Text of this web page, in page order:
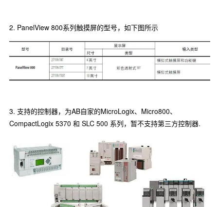
2. PanelView 800系列触摸屏的型号，如下图所示
3. 支持的控制器，为AB自家的MicroLogix、Micro800、
CompactLogix 5370 和 SLC 500 系列，暂不支持第三方控制器.